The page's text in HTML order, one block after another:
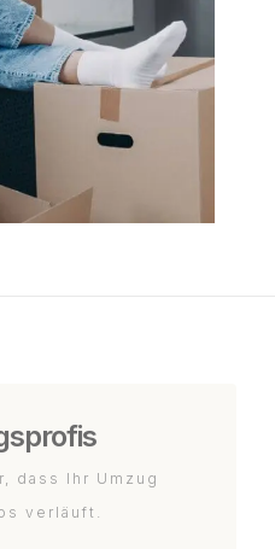
dass Ihr Umzug
verläuft.